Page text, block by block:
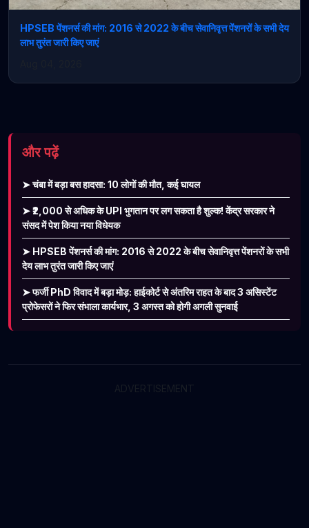
HPSEB पेंशनर्स की मांग: 2016 से 2022 के बीच सेवानिवृत्त पेंशनरों के सभी देय
लाभ तुरंत जारी किए जाएं
और पढ़ें
➤ चंबा में बड़ा बस हादसा: 10 लोगों की मौत, कई घायल
➤ ₹2,000 से अधिक के UPI भुगतान पर लग सकता है शुल्क! केंद्र सरकार ने
संसद में पेश किया नया विधेयक
➤ HPSEB पेंशनर्स की मांग: 2016 से 2022 के बीच सेवानिवृत्त पेंशनरों के सभी
देय लाभ तुरंत जारी किए जाएं
➤ फर्जी PhD विवाद में बड़ा मोड़: हाईकोर्ट से अंतरिम राहत के बाद 3 असिस्टेंट
प्रोफेसरों ने फिर संभाला कार्यभार, 3 अगस्त को होगी अगली सुनवाई
ADVERTISEMENT